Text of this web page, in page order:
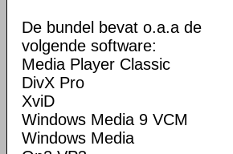
De bundel bevat o.a.a de
volgende software:
Media Player Classic
DivX Pro
XviD
Windows Media 9 VCM
Windows Media